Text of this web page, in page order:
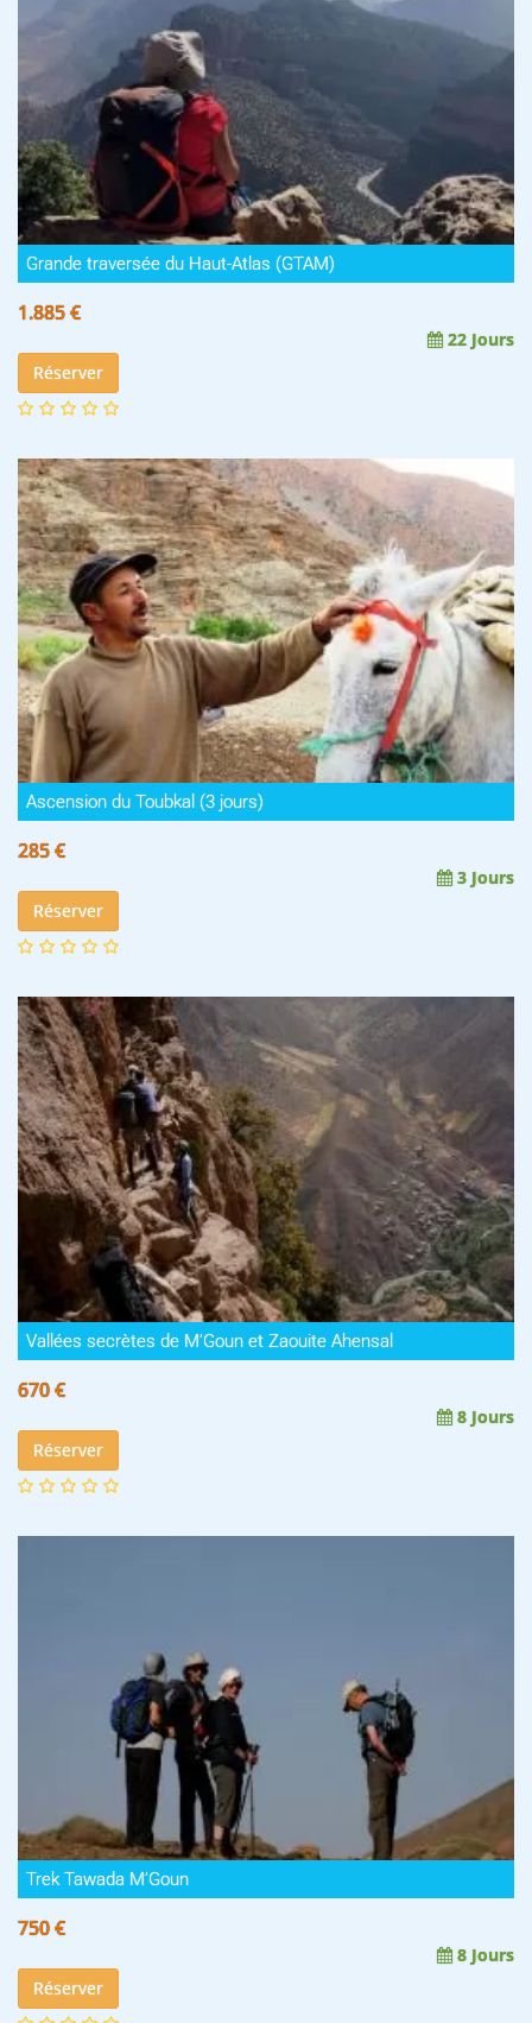
Grande traversée du Haut-Atlas (GTAM)
1.885 €
22 Jours
Réserver
Ascension du Toubkal (3 jours)
285 €
3 Jours
Réserver
Vallées secrètes de M’Goun et Zaouite Ahensal
670 €
8 Jours
Réserver
Trek Tawada M’Goun
750 €
8 Jours
Réserver